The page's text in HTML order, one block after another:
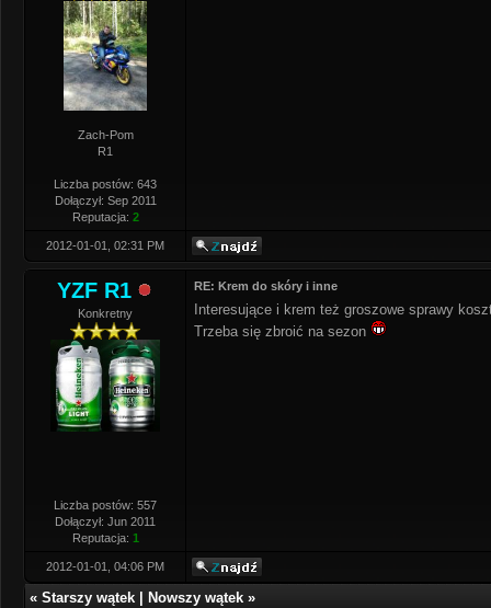
Zach-Pom
R1
Liczba postów: 643
Dołączył: Sep 2011
Reputacja: 2
2012-01-01, 02:31 PM
YZF R1
Konkretny
Liczba postów: 557
Dołączył: Jun 2011
Reputacja: 1
RE: Krem do skóry i inne
Interesujące i krem też groszowe sprawy
Trzeba się zbroić na sezon
2012-01-01, 04:06 PM
« Starszy wątek Nowszy wątek »